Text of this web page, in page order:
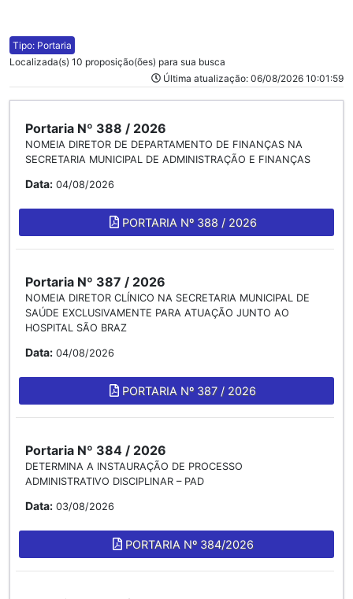
Tipo: Portaria
Localizada(s) 10 proposição(ões) para sua busca
Última atualização: 06/08/2026 10:01:59
Portaria Nº 388 / 2026
NOMEIA DIRETOR DE DEPARTAMENTO DE FINANÇAS NA
SECRETARIA MUNICIPAL DE ADMINISTRAÇÃO E FINANÇAS
Data: 04/08/2026
PORTARIA Nº 388 / 2026
Portaria Nº 387 / 2026
NOMEIA DIRETOR CLÍNICO NA SECRETARIA MUNICIPAL DE
SAÚDE EXCLUSIVAMENTE PARA ATUAÇÃO JUNTO AO
HOSPITAL SÃO BRAZ
Data: 04/08/2026
PORTARIA Nº 387 / 2026
Portaria Nº 384 / 2026
DETERMINA A INSTAURAÇÃO DE PROCESSO
ADMINISTRATIVO DISCIPLINAR – PAD
Data: 03/08/2026
PORTARIA Nº 384/2026